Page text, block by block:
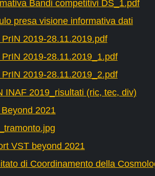
Bandi competitivi DS_1.pdf
presa visione informativa dati
PrIN 2019-28.11.2019.pdf
PrIN 2019-28.11.2019_1.pdf
PrIN 2019-28.11.2019_2.pdf
INAF 2019_risultati (ric, tec, div)
2021
VST beyond 2021
di Coordinamento della